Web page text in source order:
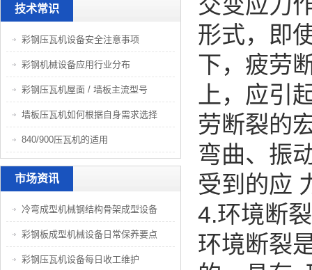
形式，即
下，疲劳
上，应引
劳断裂的
弯曲、振
受到的应
4.环境断
环境断裂
技术常识
彩钢压瓦机设备安全注意事项
彩钢机械设备应用行业分布
彩钢压瓦机屋面 / 墙板主流型号
墙板压瓦机如何根据自身需求选择
840/900压瓦机的适用
市场资讯
冷弯成型机械钢结构骨架成型设备
彩钢板成型机械设备日常保养要点
彩钢压瓦机设备每日收工维护